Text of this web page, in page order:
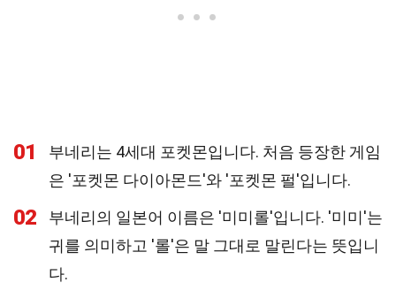
01
부네리는 4세대 포켓몬입니다. 처음 등장한 게임
은 '포켓몬 다이아몬드'와 '포켓몬 펄'입니다.
02
부네리의 일본어 이름은 '미미롤'입니다. '미미'는
귀를 의미하고 '롤'은 말 그대로 말린다는 뜻입니
다.